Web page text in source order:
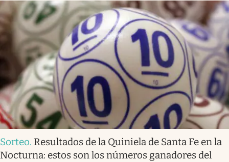
Sorteo. Resultados de la Quiniela de Santa Fe en la
Nocturna: estos son los números ganadores del